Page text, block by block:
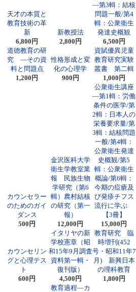
天才の本質と
教育技術の革
新
6,800円
新教授法
2,800円
―第3輯：結核
問題一般/第4
輯：公衆衛生
発達史概観
6,500円
道徳教育の研
究 ―その資
料と問題点
1,200円
性格形成と変
化の心理学
900円
資賦優異児童
教育研究実験
叢書 第二輯
1,000円
カウンセラー
のためのガイ
ダンス
500円
金沢医科大学
衛生学教室業
報 民族生物
学研究（第6
輯）農村結核
の研究（第一
報）
12,000円
公衆衛生講座
―第1輯：労働
条件の医学/第
2輯：日本人の
栄養要求量/第
3輯：結核問題
一般/第4輯：
公衆衛生発達
史概観/第5
輯：公衆衛生
概論/第6輯：
今期の痘瘡及
び発疹チフス
流行に学ぶ
【3冊】
15,000円
カウンセリン
グと心理テス
ト
600円
イタリヤの新
学校憲章（昭
和15年9月調査
資料第一輯・
復刊版）
4,500円
教育研究 臨
時増刊(452
号・昭和11年7
月) 新興日本
の理科教育
1,800円
教育過程―カ